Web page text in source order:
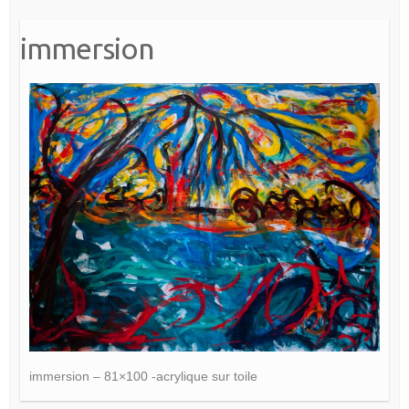
immersion
immersion – 81×100 -acrylique sur toile